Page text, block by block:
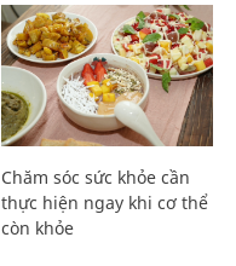
Chăm sóc sức khỏe cần
thực hiện ngay khi cơ thể
còn khỏe